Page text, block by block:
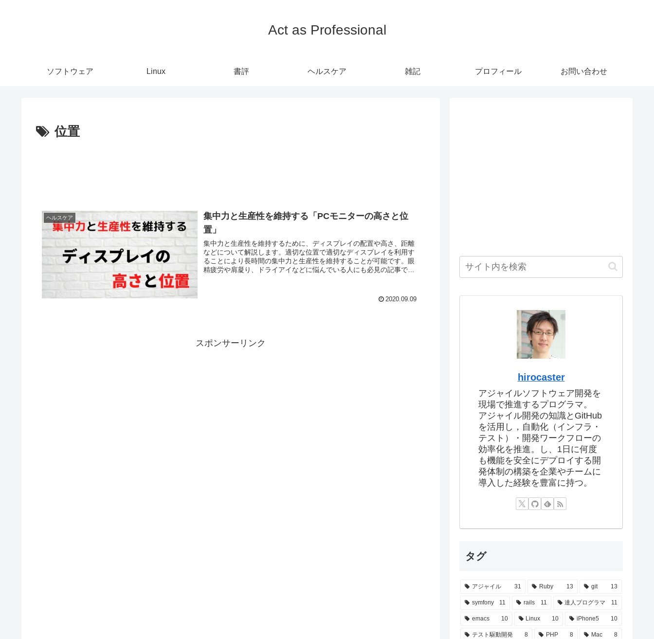
Act as Professional
ソフトウェア Linux 書評 ヘルスケア 雑記 プロフィール お問い合わせ
位置
ヘルスケア
集中力と生産性を維持する「PCモニターの高さと位
置」
集中力と生産性を維持するために、ディスプレイの配置や高さ、距離
などについて解説します。適切な位置で適切なディスプレイを利用す
ることにより長時間の集中力と生産性を維持することが可能です。眼
精疲労や肩凝り、ドライアイなどに悩んでいる人にも必見の記事で
2020.09.09
スポンサーリンク
hirocaster
アジャイルソフトウェア開発を
現場で推進するプログラマ。
アジャイル開発の知識とGitHub
を活用し，自動化（インフラ・
テスト）・開発ワークフローの
効率化を推進。し、1日に何度
も機能を安全にデプロイする開
発体制の構築を企業やチームに
導入した経験を豊富に持つ。
タグ
アジャイル 31 Ruby 13 git 13
symfony 11 rails 11 達人プログラマ 11
emacs 10 Linux 10 iPhone5 10
テスト駆動開発 8 PHP 8 Mac 8